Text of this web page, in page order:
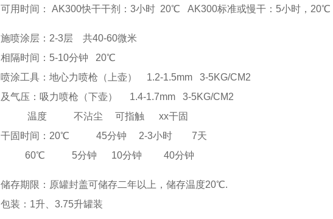
可用时间： AK300快干干剂：3小时 20℃ AK300标准或慢干：5小时，20℃
施喷涂层：2-3层 共40-60微米
相隔时间：5-10分钟 20℃
喷涂工具：地心力喷枪（上壶） 1.2-1.5mm 3-5KG/CM2
及气压：吸力喷枪（下壶） 1.4-1.7mm 3-5KG/CM2
温度 不沾尘 可指触 xx干固
干固时间：20℃ 45分钟 2-3小时 7天
60℃ 5分钟 10分钟 40分钟
储存期限：原罐封盖可储存二年以上，储存温度20℃.
包装：1升、3.75升罐装